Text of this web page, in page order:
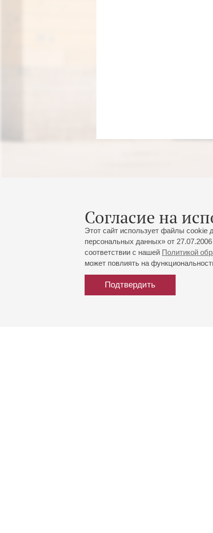
Согласие на
Этот сайт использует файлы cookie
персональных данных» от
соответствии с нашей Политикой
может повлиять на
Подтвердить